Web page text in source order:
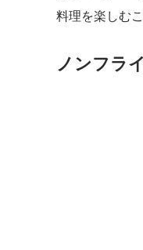
料理を楽しむこ
ノンフラ